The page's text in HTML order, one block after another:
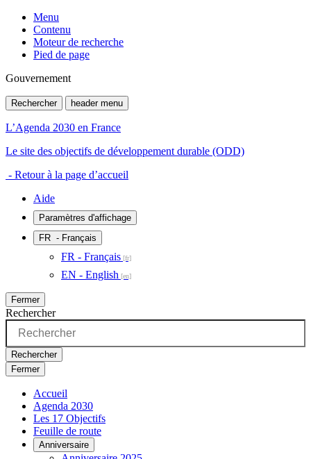
Menu
Contenu
Moteur de recherche
Pied de page
Gouvernement
Rechercher header menu
L’Agenda 2030 en France
Le site des objectifs de développement durable (ODD)
- Retour à la page d’accueil
Aide
Paramètres d'affichage
FR - Français
FR - Français
EN - English
Fermer
Rechercher
Rechercher
Fermer
Accueil
Agenda 2030
Les 17 Objectifs
Feuille de route
Anniversaire